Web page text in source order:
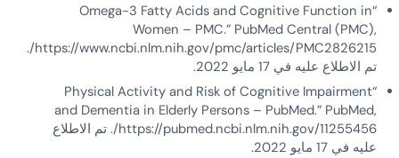
“Omega-3 Fatty Acids and Cognitive Function in
Women – PMC.” PubMed Central (PMC),
https://www.ncbi.nlm.nih.gov/pmc/articles/PMC2826215/.
تم الاطلاع عليه في 17 مايو 2022.
“Physical Activity and Risk of Cognitive Impairment
and Dementia in Elderly Persons – PubMed.” PubMed,
https://pubmed.ncbi.nlm.nih.gov/11255456/. تم الاطلاع
عليه في 17 مايو 2022.